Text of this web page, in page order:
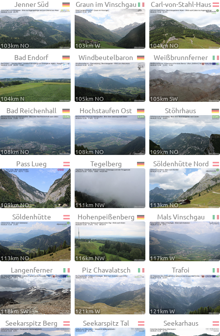
Jenner Süd
103km NO
Graun im Vinschgau
103km W
Carl-von-Stahl-Haus
104km NO
Bad Endorf
104km N
Windbeutelbaron
105km NO
Weißbrunnferner
105km SW
Bad Reichenhall
108km NO
Hochstaufen Ost
108km NO
Stöhrhaus
109km NO
Pass Lueg
109km NO
Tegelberg
111km NW
Söldenhütte Nord
113km NO
Söldenhütte
113km NO
Hohenpeißenberg
116km NW
Mals Vinschgau
117km W
Langenferner
118km SW
Piz Chavalatsch
121km W
Trafoi
121km W
Seekarspitz Berg Seekarspitz Tal Seekarhaus